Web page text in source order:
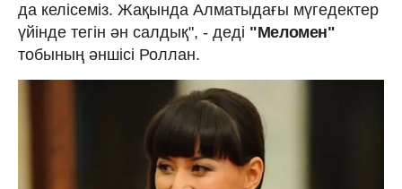
да келісеміз. Жақында Алматыдағы мүгедектер
үйінде тегін ән салдық", - деді "Меломен"
тобының әншісі Роллан.